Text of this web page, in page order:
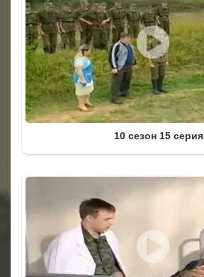
10 сезон 15 серия